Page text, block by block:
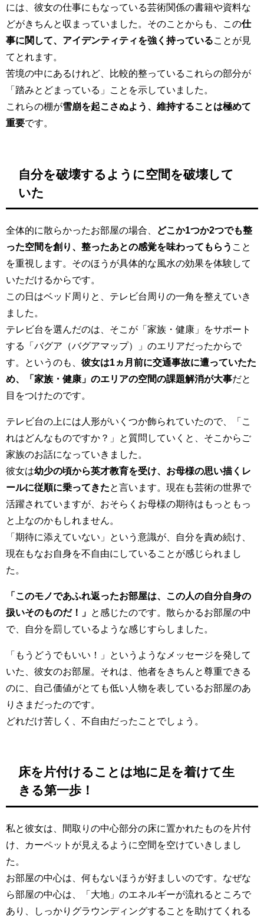
には、彼女の仕事にもなっている芸術関係の書籍や資料な
どがきちんと収まっていました。そのことからも、この仕
事に関して、アイデンティティを強く持っている ことが見
てとれます。
苦境の中にあるけれど、比較的整っているこれらの部分が
「踏みとどまっている」ことを示していました。
これらの棚が雪崩を起こさぬよう、維持することは極めて
重要です。
自分を破壊するように空間を破壊して
いた
全体的に散らかったお部屋の場合、
どこか1つか2つでも整
った空間を創り、整ったあとの感覚を味わってもらう こと
を重視します。そのほうが具体的な風水の効果を体験して
いただけるからです。
この日はベッド周りと、テレビ台周りの一角を整えていき
ました。
テレビ台を選んだのは、そこが「家族・健康」をサポート
する「バグア（バグアマップ）」のエリアだったからで
す。というのも、 彼女は1ヵ月前に交通事故に遭っていたた
め、「家族・健康」のエリアの空間の課題解消が大事だと
目をつけたのです。
テレビ台の上には人形がいくつか飾られていたので、「こ
れはどんなものですか？」と質問していくと、そこからご
家族のお話になっていきました。
彼女は幼少の頃から英才教育を受け、お母様の思い描くレ
ールに従順に乗ってきた と言います。現在も芸術の世界で
活躍されていますが、おそらくお母様の期待はもっともっ
と上なのかもしれません。
「期待に添えていない」という意識が、自分を責め続け、
現在もなお自身を不自由にしていることが感じられまし
た。
「このモノであふれ返ったお部屋は、この人の自分自身の
扱いそのものだ！」
と感じたのです。散らかるお部屋の中
で、自分を罰しているような感じすらしました。
「もうどうでもいい！」というようなメッセージを発して
いた、彼女のお部屋。それは、他者をきちんと尊重できる
のに、自己価値がとても低い人物を表しているお部屋のあ
りさまだったのです。
どれだけ苦しく、不自由だったことでしょう。
床を片付けることは地に足を着けて生
きる第一歩！
私と彼女は、間取りの中心部分の床に置かれたものを片付
け、カーペットが見えるように空間を空けていきしまし
た。
お部屋の中心は、何もないほうが好ましいのです。なぜな
ら部屋の中心は、「大地」のエネルギーが流れるところで
あり、しっかりグラウンディングすることを助けてくれる